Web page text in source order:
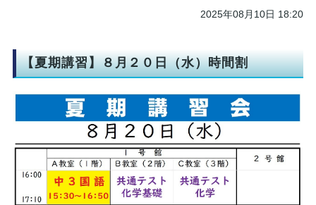
2025年08月10日 18:20
【夏期講習】８月２０日（水）時間割